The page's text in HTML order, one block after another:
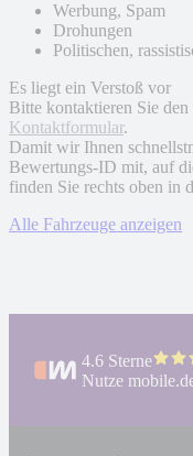
Werbung, Spam
Drohungen
Politischen,
Es liegt ein Verstoß vor
Bitte kontaktieren Sie
Kontaktformular.
Damit wir Ihnen
Bewertungs-ID mit, auf
finden Sie rechts oben in
Alle Fahrzeuge anzeigen
4.6 Sterne
Nutze